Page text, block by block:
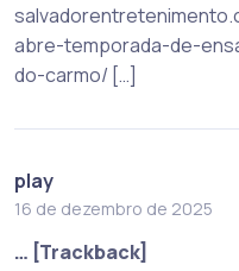
abre-temporada-de-
do-carmo/ […]
play
16 de dezembro de 2025
… [Trackback]